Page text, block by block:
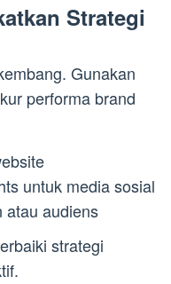
Strategi
Gunakan
performa brand
untuk media sosial
atau audiens
strategi